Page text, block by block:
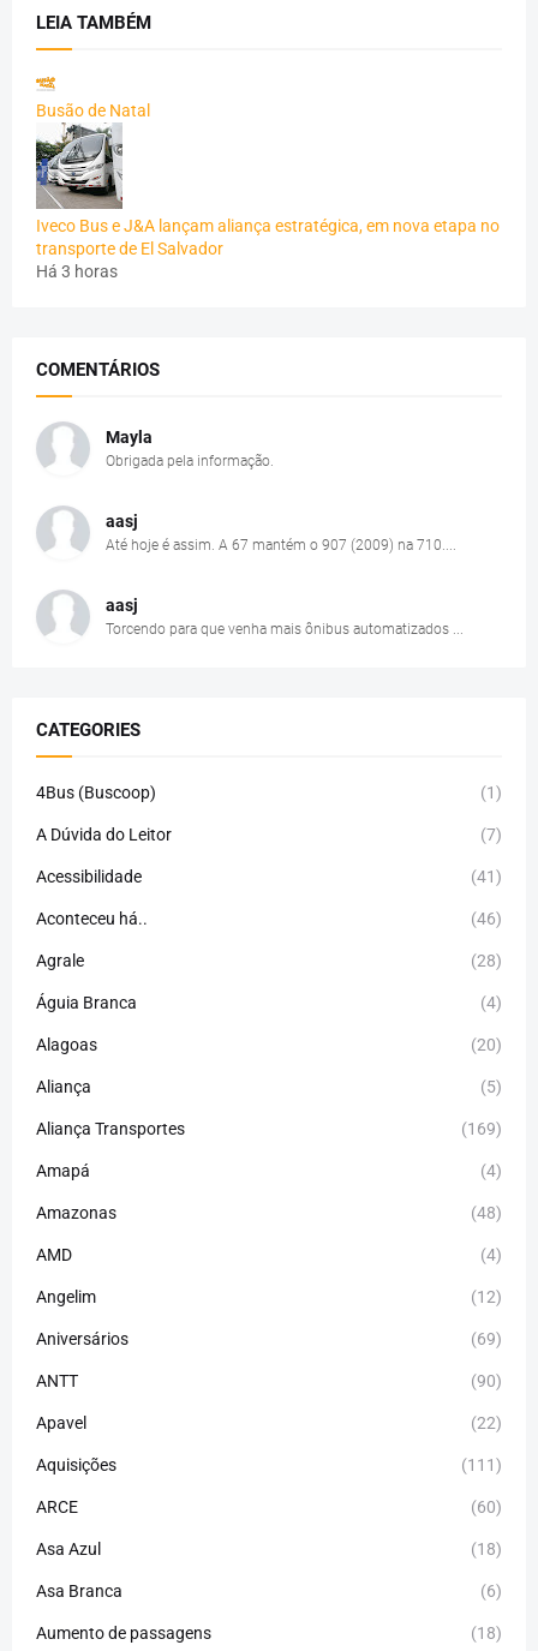
LEIA TAMBÉM
Busão de Natal
Iveco Bus e J&A lançam aliança estratégica, em nova etapa no
transporte de El Salvador
Há 3 horas
COMENTÁRIOS
Mayla
Obrigada pela informação.
aasj
Até hoje é assim. A 67 mantém o 907 (2009) na 710....
aasj
Torcendo para que venha mais ônibus automatizados ...
CATEGORIES
4Bus (Buscoop) (1)
A Dúvida do Leitor (7)
Acessibilidade (41)
Aconteceu há.. (46)
Agrale (28)
Águia Branca (4)
Alagoas (20)
Aliança (5)
Aliança Transportes (169)
Amapá (4)
Amazonas (48)
AMD (4)
Angelim (12)
Aniversários (69)
ANTT (90)
Apavel (22)
Aquisições (111)
ARCE (60)
Asa Azul (18)
Asa Branca (6)
Aumento de passagens (18)